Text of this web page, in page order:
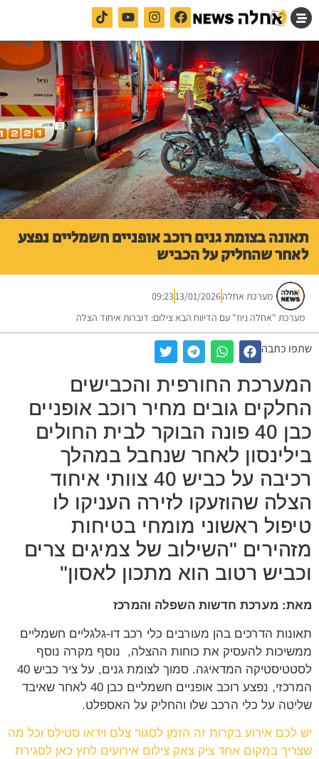
תאונה בצומת גנים רוכב אופניים חשמליים נפצע
לאחר שהחליק על הכביש
מערכת אחלה13/01/2026
09:23
מערכת "אחלה ניוז" עם הדיווח הבא צילום: דוברות איחוד הצלה
שתפו כתבה
המערכת החורפית והכבישים
החלקים גובים מחיר רוכב אופניים
כבן 40 פונה הבוקר לבית החולים
בילינסון לאחר שנחבל במהלך
רכיבה על כביש 40 צוותי איחוד
הצלה שהוזעקו לזירה העניקו לו
טיפול ראשוני מומחי בטיחות
מזהירים "השילוב של צמיגים צרים
וכביש רטוב הוא מתכון לאסון"
מאת: מערכת חדשות השפלה והמרכז
תאונות הדרכים בהן מעורבים כלי רכב דו-גלגליים חשמליים
ממשיכות להעסיק את כוחות ההצלה, נוסף מקרה נוסף
לסטטיסטיקה המדאיגה. סמוך לצומת גנים, על ציר כביש 40
המרכזי, נפצע רוכב אופניים חשמליים כבן 40 לאחר שאיבד
שליטה על כלי הרכב שלו והחליק על האספלט.
יש לכם אירוע בקרות זה הזמן לסגור צלם וידאו סטילס וכל מה
שצריך במקום אחד ציק צאק צילום אירועים לחץ כאן לסגירת